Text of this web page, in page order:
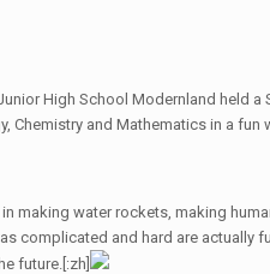
High School Modernland held
Chemistry and Mathematics in a
making water rockets, making
complicated and hard are actually
future.[:zh]